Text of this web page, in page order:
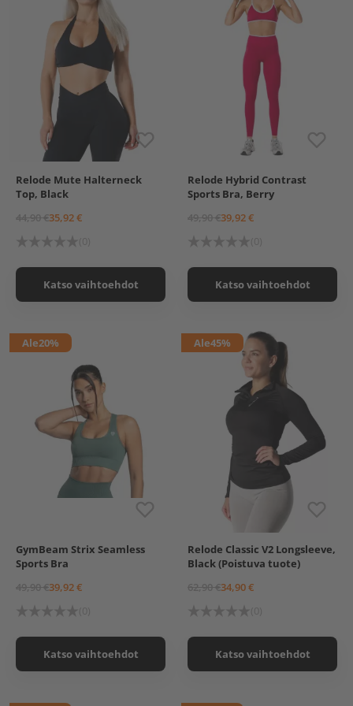
XS S M L
Relode Mute Halterneck
Top, Black
44,90 €35,92 €
Katso vaihtoehdot
XS S M L XL
Relode Hybrid Contrast
Sports Bra, Berry
49,90 €39,92 €
Katso vaihtoehdot
Moss Green
Moss Green, S
Moss Green, L
Ale20%
GymBeam Strix Seamless
Sports Bra
49,90 €39,92 €
Katso vaihtoehdot
S M
Ale45%
Relode Classic V2 Longsleeve,
Black (Poistuva tuote)
62,90 €34,90 €
Katso vaihtoehdot